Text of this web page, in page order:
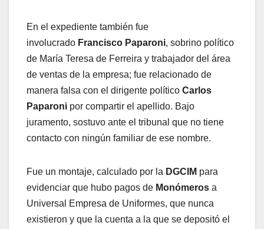
En el expediente también fue
involucrado Francisco Paparoni, sobrino político
de María Teresa de Ferreira y trabajador del área
de ventas de la empresa; fue relacionado de
manera falsa con el dirigente político Carlos
Paparoni por compartir el apellido. Bajo
juramento, sostuvo ante el tribunal que no tiene
contacto con ningún familiar de ese nombre.
Fue un montaje, calculado por la DGCIM para
evidenciar que hubo pagos de Monómeros a
Universal Empresa de Uniformes, que nunca
existieron y que la cuenta a la que se depositó el